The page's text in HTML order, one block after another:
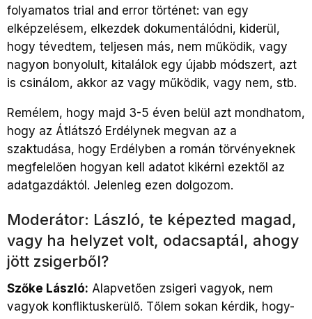
folyamatos trial and error történet: van egy
elképzelésem, elkezdek dokumentálódni, kiderül,
hogy tévedtem, teljesen más, nem működik, vagy
nagyon bonyolult, kitalálok egy újabb módszert, azt
is csinálom, akkor az vagy működik, vagy nem, stb.
Remélem, hogy majd 3-5 éven belül azt mondhatom,
hogy az Átlátszó Erdélynek megvan az a
szaktudása, hogy Erdélyben a román törvényeknek
megfelelően hogyan kell adatot kikérni ezektől az
adatgazdáktól. Jelenleg ezen dolgozom.
Moderátor: László, te képezted magad,
vagy ha helyzet volt, odacsaptál, ahogy
jött zsigerből?
Szőke László: Alapvetően zsigeri vagyok, nem
vagyok konfliktuskerülő. Tőlem sokan kérdik, hogy-